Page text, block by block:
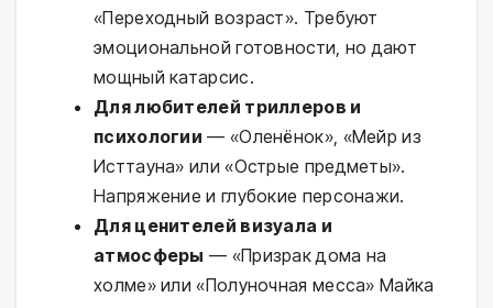
«Переходный возраст». Требуют
эмоциональной готовности, но дают
мощный катарсис.
Для любителей триллеров и
психологии — «Оленёнок», «Мейр из
Исттауна» или «Острые предметы».
Напряжение и глубокие персонажи.
Для ценителей визуала и
атмосферы — «Призрак дома на
холме» или «Полуночная месса» Майка